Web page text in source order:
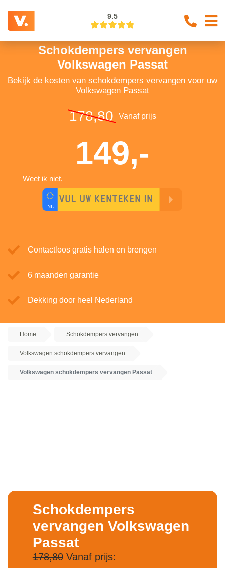
9.5
Schokdempers vervangen
Volkswagen Passat
Bekijk de kosten van schokdempers vervangen voor uw
Volkswagen Passat
178,80 Vanaf prijs
149,-
Weet ik niet.
Contactloos gratis halen en brengen
6 maanden garantie
Dekking door heel Nederland
Home Schokdempers vervangen
Volkswagen schokdempers vervangen
Volkswagen schokdempers vervangen Passat
Schokdempers
vervangen Volkswagen
Passat
178,80Vanaf prijs: